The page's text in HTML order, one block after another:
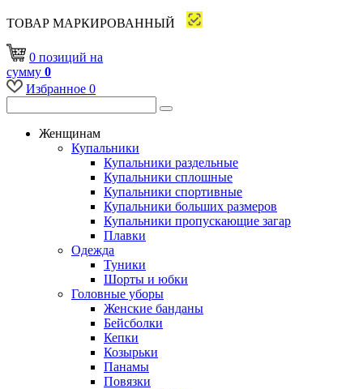
ТОВАР МАРКИРОВАННЫЙ
0 позиций на
сумму 0
Избранное 0
Женщинам
Купальники
Купальники раздельные
Купальники сплошные
Купальники спортивные
Купальники больших размеров
Купальники пропускающие загар
Плавки
Одежда
Туники
Шорты и юбки
Головные уборы
Женские банданы
Бейсболки
Кепки
Козырьки
Панамы
Повязки